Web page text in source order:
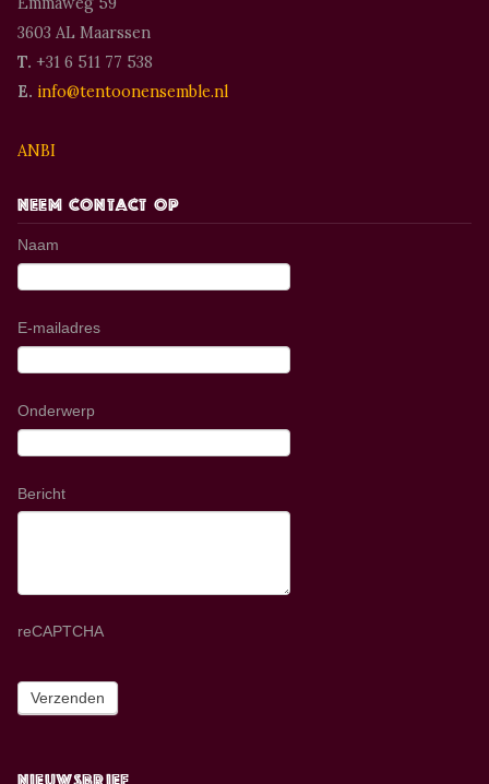
3603 AL Maarssen
T. +31 6 511 77 538
E. info@tentoonensemble.nl
ANBI
Neem contact op
Naam
E-mailadres
Onderwerp
Bericht
reCAPTCHA
Nieuwsbrief